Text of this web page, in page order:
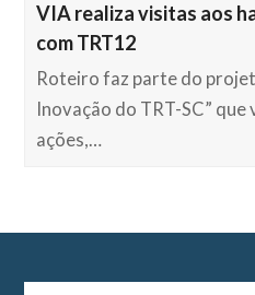
VIA realiza visitas aos
com TRT12
Roteiro faz parte do
Inovação do TRT-SC”
ações,…